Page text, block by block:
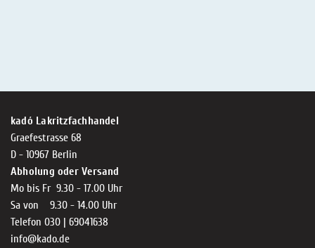
kadó Lakritzfachhandel
Graefestrasse 68
D - 10967 Berlin
Abholung oder Versand
Mo bis Fr 9.30 - 17.00 Uhr
Sa von 9.30 - 14.00 Uhr
Telefon 030 | 69041638
info@kado.de